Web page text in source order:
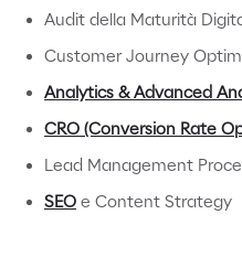
Audit della Maturità
Customer Journey
Analytics & Advanced
CRO (Conversion Rate
Lead Management
SEO e Content Strategy